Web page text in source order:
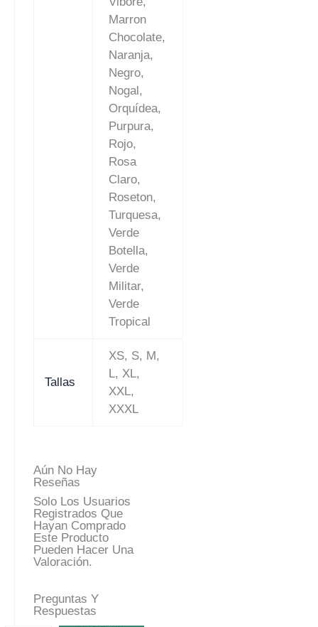
Marron
Chocolate,
Naranja,
Negro,
Nogal,
Orquídea,
Purpura,
Rojo,
Rosa
Claro,
Roseton,
Turquesa,
Verde
Botella,
Verde
Militar,
Verde
Tropical
Tallas
XS, S, M,
L, XL,
XXL,
XXXL
Aún No Hay
Reseñas
Solo Los Usuarios
Registrados Que
Hayan Comprado
Este Producto
Pueden Hacer Una
Valoración.
Preguntas Y
Respuestas